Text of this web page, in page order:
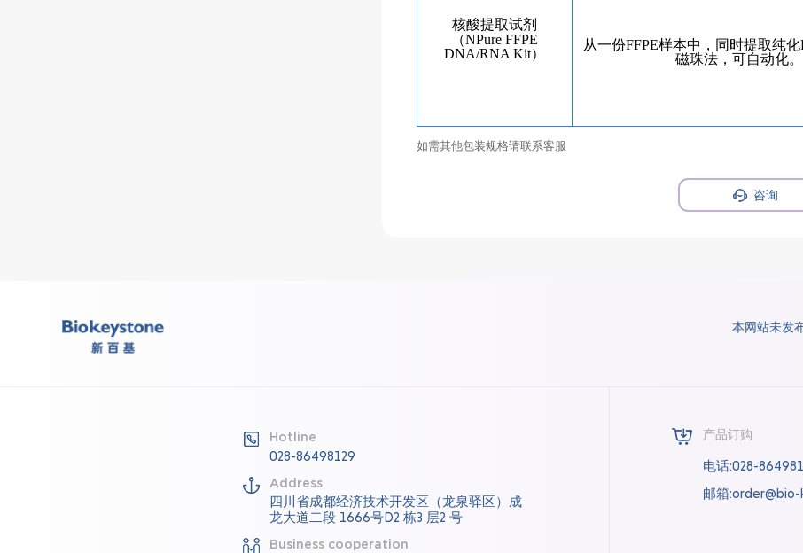
核酸提取试剂
（NPure FFPE
DNA/RNA Kit）
从一份FFPE样本中，同时提取纯化
磁珠法，可自动化。
如需其他包装规格请联系客服
咨询
本网站未发
Hotline
028-86498129
Address
四川省成都经济技术开发区（龙泉驿区）成
龙大道二段 1666号D2 栋3 层2 号
Business cooperation
产品订购
电话:028-
邮箱